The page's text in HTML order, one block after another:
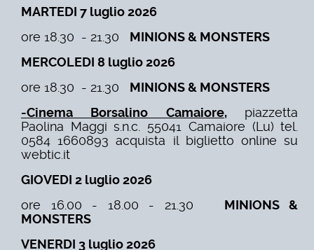
MARTEDI 7 luglio 2026
ore 18.30 - 21.30 MINIONS & MONSTERS
MERCOLEDI 8 luglio 2026
ore 18.30 - 21.30 MINIONS & MONSTERS
-Cinema Borsalino Camaiore, piazzetta
Paolina Maggi s.n.c. 55041 Camaiore (Lu) tel.
0584 1660893 acquista il biglietto online su
webtic.it
GIOVEDI 2 luglio 2026
ore 16.00 - 18.00 - 21.30 MINIONS &
MONSTERS
VENERDI 3 luglio 2026